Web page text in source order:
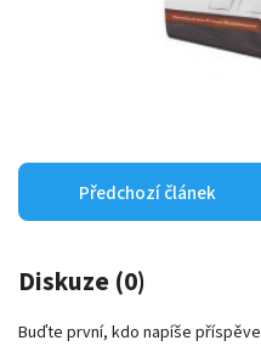
Předchozí článek
Diskuze (0)
Buďte první, kdo napíše